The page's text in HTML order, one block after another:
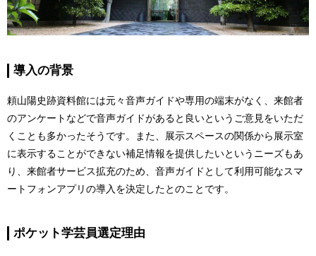
導入の背景
頼山陽史跡資料館には元々音声ガイドや専用の端末がなく、来館者
のアンケートなどで音声ガイドがあると良いというご意見をいただ
くことも多かったそうです。また、展示スペースの関係から展示室
に表示することができない補足情報を提供したいというニーズもあ
り、来館者サービス拡充のため、音声ガイドとして利用可能なスマ
ートフォンアプリの導入を決定したとのことです。
ポケット学芸員選定理由